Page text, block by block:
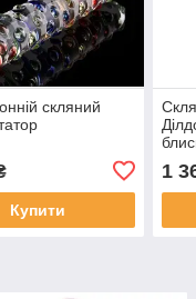
скляний
Купити
1